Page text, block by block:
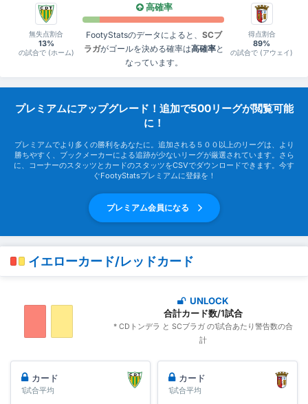
無失点割合
13%
の試合で (ホーム)
高確率
FootyStatsのデータによると、 SCブ
ラガがゴールを決める確率は高確率と
なっています。
得点割合
89%
の試合で (アウェイ)
プレミアムにアップグレード！追加で500リーグが閲覧可能
に！
プレミアムでより多くの勝利をあなたに。追加される５００以上のリーグは、より
勝ちやすく、ブックメーカーによる追跡が少ないリーグが厳選されています。さら
に、コーナーのスタッツとカードのスタッツをCSVでダウンロードできます。今す
ぐFootyStatsプレミアムに登録を！
プレミアム会員になる
イエローカード/レッドカード
UNLOCK
合計カード数/1試合
* CDトンデラ と SCブラガ の1試合あたり警告数の合
計
カード
1試合平均
カード
1試合平均